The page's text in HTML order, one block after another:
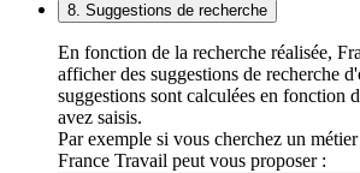
8. Suggestions de recherche
En fonction de la recherche réalisée,
afficher des suggestions de recherche
suggestions sont calculées en fonction
avez saisis.
Par exemple si vous cherchez un
France Travail peut vous proposer :